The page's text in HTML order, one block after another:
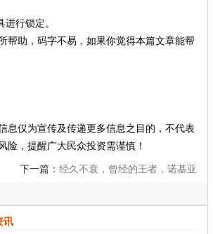
行锁定。
帮助，码字不易，如果你觉得本篇文章能帮
息仅为宣传及传递更多信息之目的，不代表
，提醒广大民众投资需谨慎！
下一篇： 经久不衰，曾经的王者，诺基亚
讯